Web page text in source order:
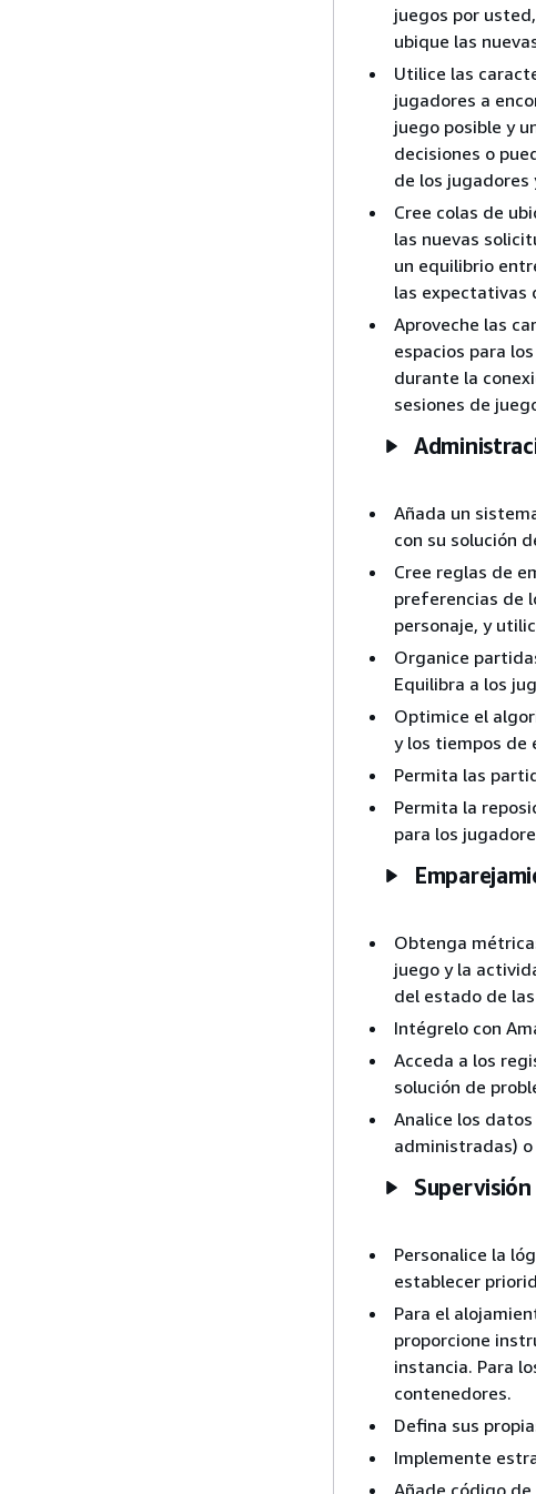
juegos por
ubique las
Utilice las
jugadores a
juego posible y
decisiones o
de los jugadores
Cree colas de
las nuevas
un equilibrio
las expectativas
Aproveche las
espacios para
durante la
sesiones de
Añada un
con su solución
Cree reglas de
preferencias de
personaje, y
Organice
Equilibra a los
Optimice el
y los tiempos de
Permita las
Permita la
para los
Obtenga
juego y la
del estado de
Intégrelo con
Acceda a los
solución de
Analice los
administradas)
Personalice la
establecer
Para el
proporcione
instancia. Para
contenedores.
Defina sus
Implemente
Añade código